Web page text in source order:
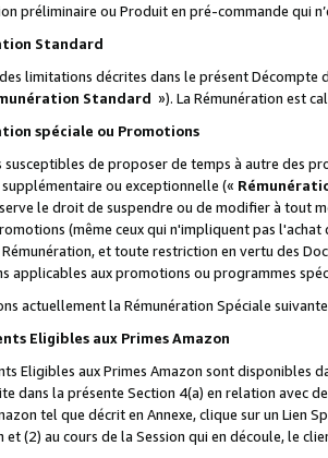
préliminaire ou Produit en pré-commande qui
Standard
limitations décrites dans le présent Décompte
Standard »). La Rémunération est
spéciale ou Promotions
susceptibles de proposer de temps à autre des
ou exceptionnelle («
le droit de suspendre ou de modifier à tout
(même ceux qui n'impliquent pas
et toute restriction en vertu des
applicables aux promotions ou programmes
actuellement la Rémunération Spéciale
Eligibles aux Primes Amazon
Eligibles aux Primes Amazon sont disponibles
dans la présente Section 4(a) en relation avec
tel que décrit en Annexe, clique sur un Lien
et (2) au cours de la Session qui en découle, le